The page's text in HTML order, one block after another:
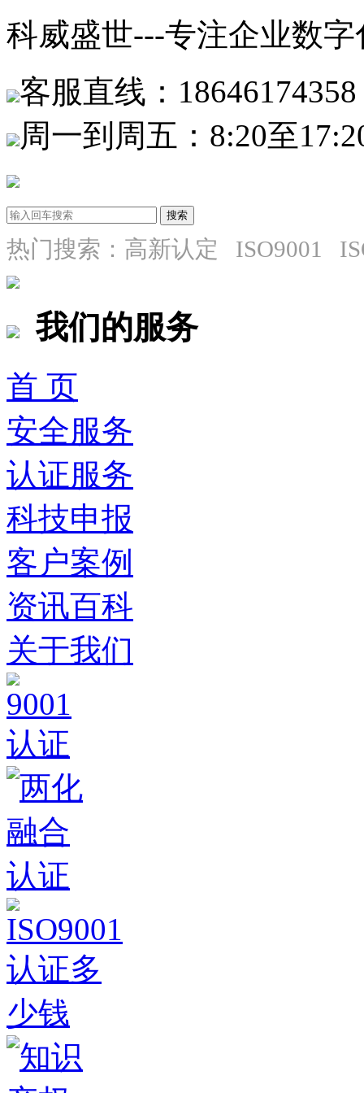
科威盛世---专注企业数
客服直线：18646174358
周一到周五：8:20至
热门搜索：高新认定 ISO9001
我们的服务
首 页
安全服务
认证服务
科技申报
客户案例
资讯百科
关于我们